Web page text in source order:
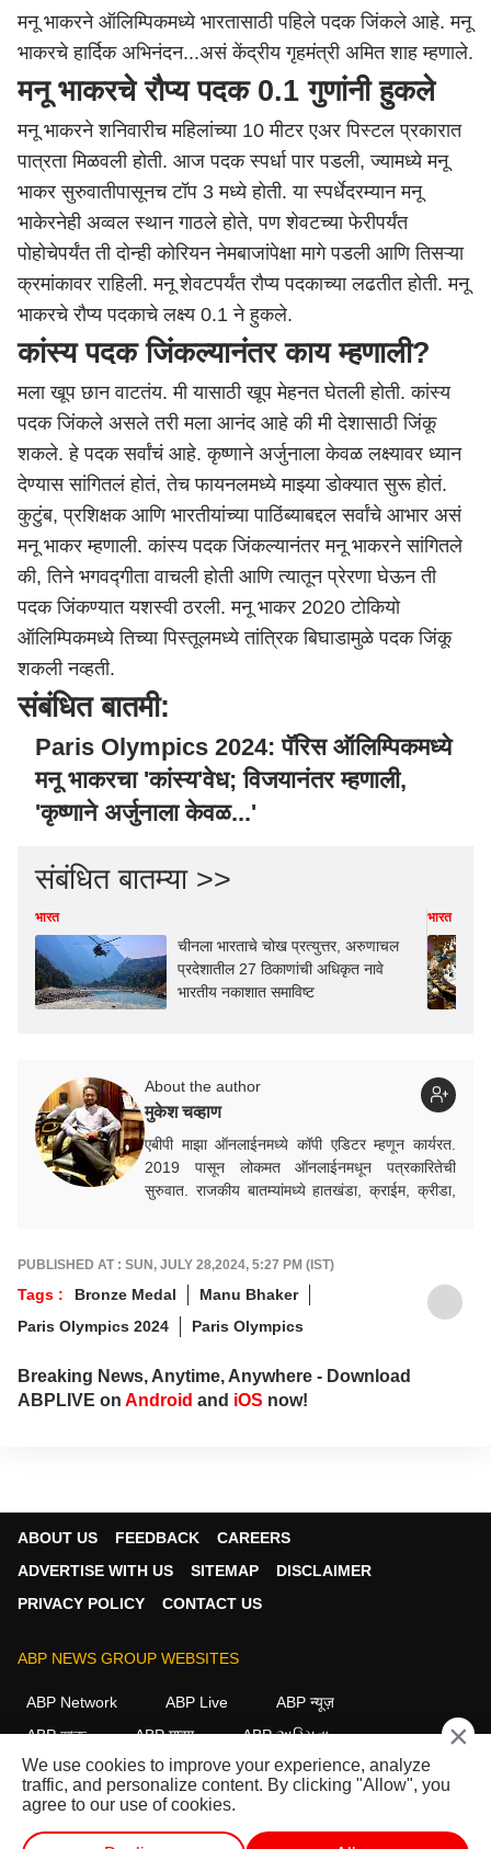
मनू भाकरने ऑलिम्पिकमध्ये भारतासाठी पहिले पदक जिंकले आहे. मनू
भाकरचे हार्दिक अभिनंदन...असं केंद्रीय गृहमंत्री अमित शाह म्हणाले.
मनू भाकरचे रौप्य पदक 0.1 गुणांनी हुकले
मनू भाकरने शनिवारीच महिलांच्या 10 मीटर एअर पिस्टल प्रकारात
पात्रता मिळवली होती. आज पदक स्पर्धा पार पडली, ज्यामध्ये मनू
भाकर सुरुवातीपासूनच टॉप 3 मध्ये होती. या स्पर्धेदरम्यान मनू
भाकेरनेही अव्वल स्थान गाठले होते, पण शेवटच्या फेरीपर्यंत
पोहोचेपर्यंत ती दोन्ही कोरियन नेमबाजांपेक्षा मागे पडली आणि तिसऱ्या
क्रमांकावर राहिली. मनू शेवटपर्यंत रौप्य पदकाच्या लढतीत होती. मनू
भाकरचे रौप्य पदकाचे लक्ष्य 0.1 ने हुकले.
कांस्य पदक जिंकल्यानंतर काय म्हणाली?
मला खूप छान वाटतंय. मी यासाठी खूप मेहनत घेतली होती. कांस्य
पदक जिंकले असले तरी मला आनंद आहे की मी देशासाठी जिंकू
शकले. हे पदक सर्वांचं आहे. कृष्णाने अर्जुनाला केवळ लक्ष्यावर ध्यान
देण्यास सांगितलं होतं, तेच फायनलमध्ये माझ्या डोक्यात सुरू होतं.
कुटुंब, प्रशिक्षक आणि भारतीयांच्या पाठिंब्याबद्दल सर्वांचे आभार असं
मनू भाकर म्हणाली. कांस्य पदक जिंकल्यानंतर मनू भाकरने सांगितले
की, तिने भगवद्गीता वाचली होती आणि त्यातून प्रेरणा घेऊन ती
पदक जिंकण्यात यशस्वी ठरली. मनू भाकर 2020 टोकियो
ऑलिम्पिकमध्ये तिच्या पिस्तूलमध्ये तांत्रिक बिघाडामुळे पदक जिंकू
शकली नव्हती.
संबंधित बातमी:
Paris Olympics 2024: पॅरिस ऑलिम्पिकमध्ये
मनू भाकरचा 'कांस्य'वेध; विजयानंतर म्हणाली,
'कृष्णाने अर्जुनाला केवळ...'
संबंधित बातम्या >>
भारत
चीनला भारताचे चोख प्रत्युत्तर, अरुणाचल
प्रदेशातील 27 ठिकाणांची अधिकृत नावे
भारतीय नकाशात समाविष्ट
भारत
About the author
मुकेश चव्हाण
एबीपी माझा ऑनलाईनमध्ये कॉपी एडिटर म्हणून कार्यरत.
2019 पासून लोकमत ऑनलाईनमधून पत्रकारितेची
सुरुवात. राजकीय बातम्यांमध्ये हातखंडा, क्राईम, क्रीडा,
PUBLISHED AT : SUN, JULY 28,2024, 5:27 PM (IST)
Tags : Bronze Medal
Manu Bhaker
Paris Olympics 2024
Paris Olympics
Breaking News, Anytime, Anywhere - Download
ABPLIVE on Android and iOS now!
ABOUT US FEEDBACK
CAREERS
ADVERTISE WITH US
SITEMAP
DISCLAIMER
PRIVACY POLICY
CONTACT US
ABP NEWS GROUP WEBSITES
ABP Network ABP Live
ABP न्यूज़
ABP আনন্দ
ABP माझा
ABP અસ્મિતા
ABP Ganga
ABP ਸਾਂਝਾ ABP நாடு ABP దేశం
FOLLOW US
×
We use cookies to improve your experience, analyze
traffic, and personalize content. By clicking "Allow", you
agree to our use of cookies.